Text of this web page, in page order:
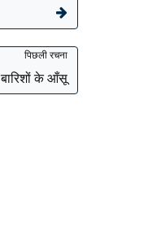
पिछली रचना
बारिशों के आँसू